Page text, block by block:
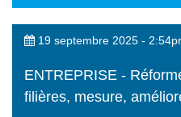
19 septembre 2025 -
ENTREPRISE -
filières, mesure,